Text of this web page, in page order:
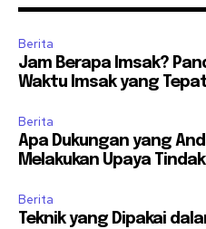
Berita
Jam Berapa Imsak?
Waktu Imsak yang
Berita
Apa Dukungan yang
Melakukan Upaya
Berita
Teknik yang Dipakai